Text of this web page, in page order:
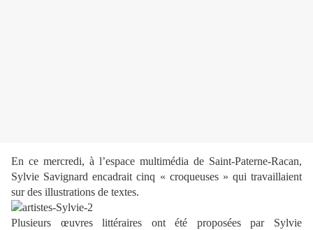
En ce mercredi, à l’espace multimédia de Saint-Paterne-Racan,
Sylvie Savignard encadrait cinq « croqueuses » qui travaillaient
sur des illustrations de textes.
Plusieurs œuvres littéraires ont été proposées par Sylvie